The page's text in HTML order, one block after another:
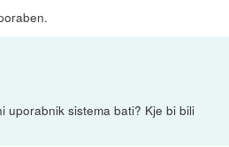
uporabnik sistema bati? Kje bi bili